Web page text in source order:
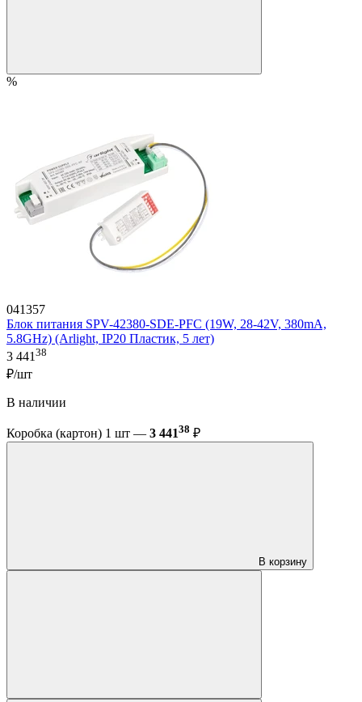
%
041357
Блок питания SPV-42380-SDE-PFC (19W, 28-42V, 380mA,
5.8GHz) (Arlight, IP20 Пластик, 5 лет)
3 44138
₽/шт
В наличии
Коробка (картон) 1 шт — 3 44138 ₽
В корзину